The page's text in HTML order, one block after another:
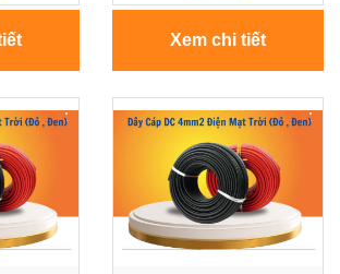
Xem chi tiết